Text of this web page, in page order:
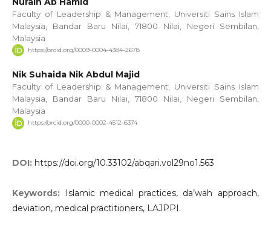
Faculty of Leadership & Management, Universiti Sains Islam
Malaysia, Bandar Baru Nilai, 71800 Nilai, Negeri Sembilan,
Malaysia
https://orcid.org/0009-0004-4384-2678
Nik Suhaida Nik Abdul Majid
Faculty of Leadership & Management, Universiti Sains Islam
Malaysia, Bandar Baru Nilai, 71800 Nilai, Negeri Sembilan,
Malaysia
https://orcid.org/0000-0002-4512-6374
DOI: https://doi.org/10.33102/abqari.vol29no1.563
Keywords:
Islamic medical practices, da’wah approach,
deviation, medical practitioners, LAJPPI.